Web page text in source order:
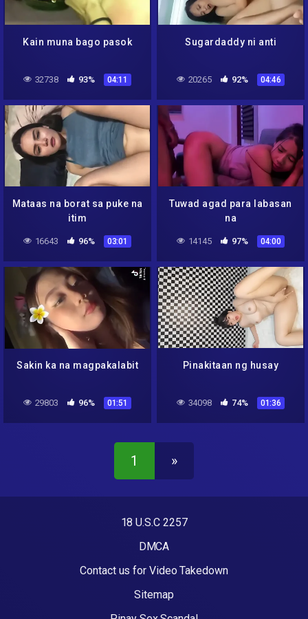
Kain muna bago pasok
32738 93% 04:11
Sugardaddy ni anti
20265 92% 04:46
Mataas na borat sa puke na
itim
16643 96% 03:01
Tuwad agad para labasan
na
14145 97% 04:00
Sakin ka na magpakalabit
29803 96% 01:51
Pinakitaan ng husay
34098 74% 01:36
1 »
18 U.S.C 2257
DMCA
Contact us for Video Takedown
Sitemap